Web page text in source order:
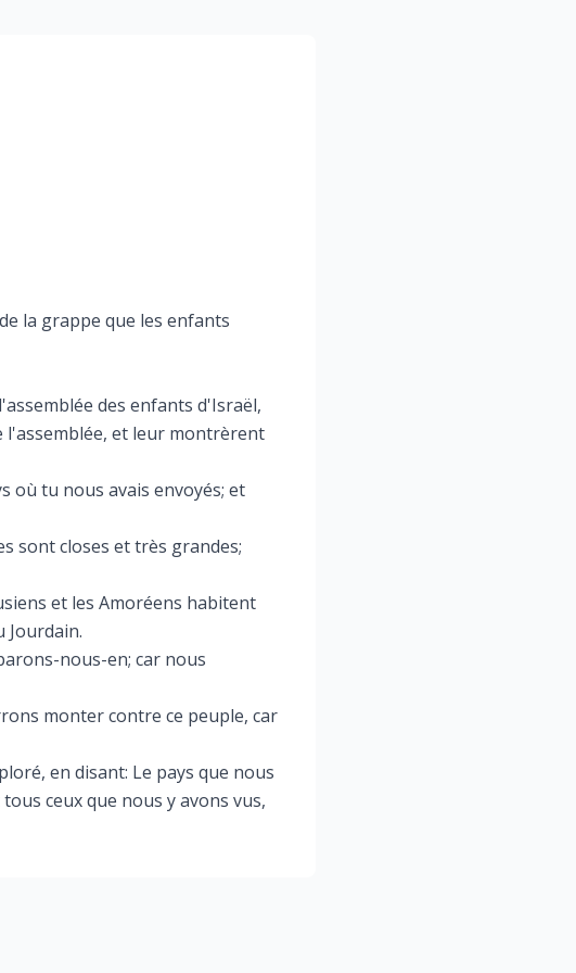
la grappe que les enfants
des enfants d'Israël,
l'assemblée, et leur montrèrent
où tu nous avais envoyés; et
sont closes et très grandes;
et les Amoréens habitent
Jourdain.
nous-en; car nous
monter contre ce peuple, car
en disant: Le pays que nous
ceux que nous y avons vus,